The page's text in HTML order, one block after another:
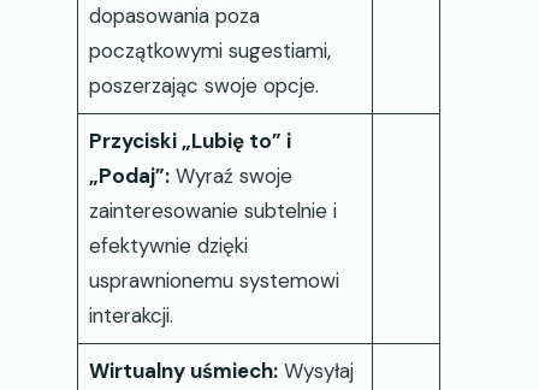
dopasowania poza
początkowymi sugestiami,
poszerzając swoje opcje.
Przyciski „Lubię to” i
„Podaj”:Wyraź swoje
zainteresowanie subtelnie i
efektywnie dzięki
usprawnionemu systemowi
interakcji.
Wirtualny uśmiech:Wysyłaj